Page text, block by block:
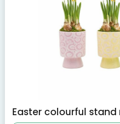
Easter colourful